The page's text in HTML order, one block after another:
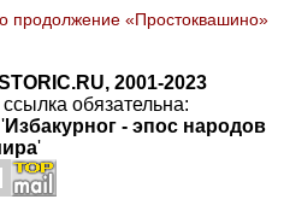
продолжение «Простоквашино»
2001-2023
обязательна:
Избакурног - эпос народов
'